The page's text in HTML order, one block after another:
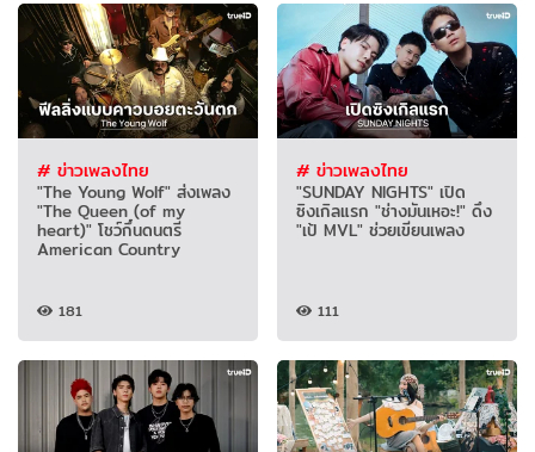
# ข่าวเพลงไทย
"The Young Wolf" ส่งเพลง
"The Queen (of my
heart)" โชว์กึ๋นดนตรี
American Country
181
# ข่าวเพลงไทย
"SUNDAY NIGHTS" เปิด
ซิงเกิลแรก "ช่างมันเหอะ!" ดึง
"เป้ MVL" ช่วยเขียนเพลง
111